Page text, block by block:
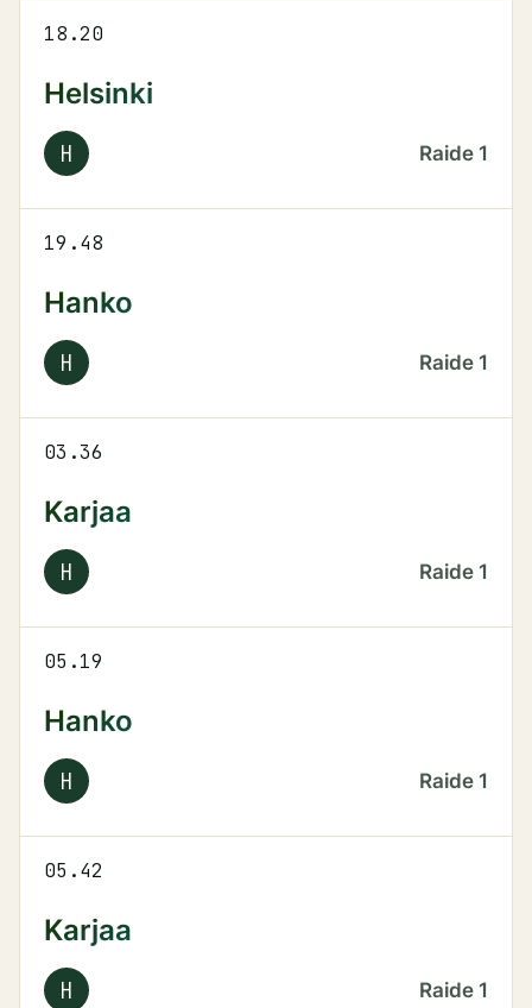
18.20
Helsinki
H Raide 1
19.48
Hanko
H Raide 1
03.36
Karjaa
H Raide 1
05.19
Hanko
H Raide 1
05.42
Karjaa
H Raide 1